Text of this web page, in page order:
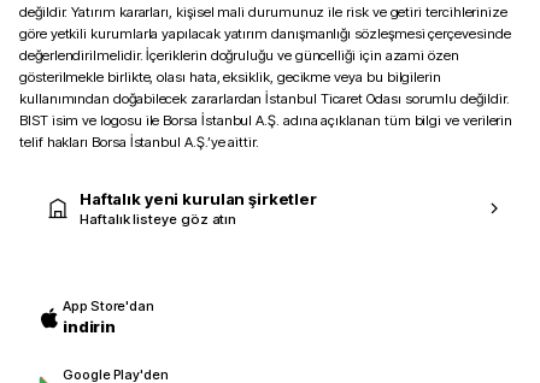
değildir. Yatırım kararları, kişisel mali durumunuz ile risk ve getiri tercihlerinize
göre yetkili kurumlarla yapılacak yatırım danışmanlığı sözleşmesi çerçevesinde
değerlendirilmelidir. İçeriklerin doğruluğu ve güncelliği için azami özen
gösterilmekle birlikte, olası hata, eksiklik, gecikme veya bu bilgilerin
kullanımından doğabilecek zararlardan İstanbul Ticaret Odası sorumlu değildir.
BIST isim ve logosu ile Borsa İstanbul A.Ş. adına açıklanan tüm bilgi ve verilerin
telif hakları Borsa İstanbul A.Ş.’ye aittir.
Haftalık yeni kurulan şirketler
Haftalık listeye göz atın
App Store'dan
indirin
Google Play'den